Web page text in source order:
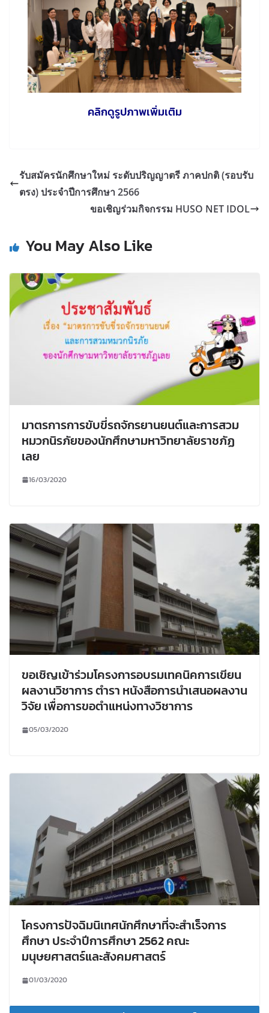
คลิกดูรูปภาพเพิ่มเติม
รับสมัครนักศึกษาใหม่ ระดับปริญญาตรี ภาคปกติ (รอบรับ
ตรง) ประจำปีการศึกษา 2566
ขอเชิญร่วมกิจกรรม HUSO NET IDOL
You May Also Like
มาตรการการขับขี่รถจักรยานยนต์และการสวม
หมวกนิรภัยของนักศึกษามหาวิทยาลัยราชภัฏ
เลย
16/03/2020
ขอเชิญเข้าร่วมโครงการอบรมเทคนิคการเขียน
ผลงานวิชาการ ตำรา หนังสือการนำเสนอผลงาน
วิจัย เพื่อการขอตำแหน่งทางวิชาการ
05/03/2020
โครงการปัจฉิมนิเทศนักศึกษาที่จะสำเร็จการ
ศึกษา ประจำปีการศึกษา 2562 คณะ
มนุษยศาสตร์และสังคมศาสตร์
01/03/2020